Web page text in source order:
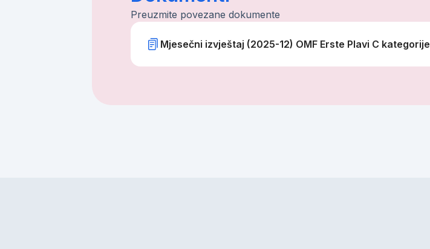
Preuzmite povezane dokumente
Mjesečni izvještaj (2025-12) OMF Erste Plavi C kategorije